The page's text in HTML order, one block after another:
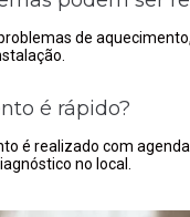
de
é rápido?
é realizado com
no local.